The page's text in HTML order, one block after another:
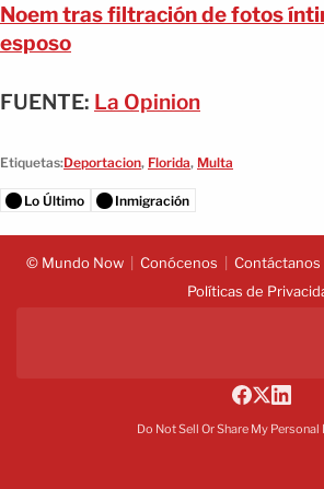
Noem tras filtración de fotos
esposo
FUENTE: La Opinion
Etiquetas:Deportacion, Florida, Multa
Lo Último Inmigración
© Mundo Now Conócenos Contáctanos
Políticas de
Do Not Sell Or Share My